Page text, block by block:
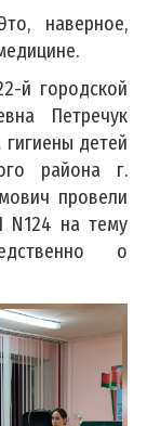
наверное,
й городской
Петречук
детей
района г.
провели
на тему
о